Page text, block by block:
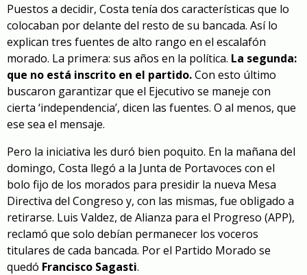
Puestos a decidir, Costa tenía dos características que lo
colocaban por delante del resto de su bancada. Así lo
explican tres fuentes de alto rango en el escalafón
morado. La primera: sus años en la política. La segunda:
que no está inscrito en el partido.Con esto último
buscaron garantizar que el Ejecutivo se maneje con
cierta ‘independencia’, dicen las fuentes. O al menos, que
ese sea el mensaje.
Pero la iniciativa les duró bien poquito. En la mañana del
domingo, Costa llegó a la Junta de Portavoces con el
bolo fijo de los morados para presidir la nueva Mesa
Directiva del Congreso y, con las mismas, fue obligado a
retirarse. Luis Valdez, de Alianza para el Progreso (APP),
reclamó que solo debían permanecer los voceros
titulares de cada bancada. Por el Partido Morado se
quedó Francisco Sagasti.